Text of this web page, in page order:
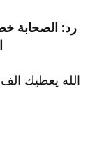
رد: الصحابة
الله يعطيك